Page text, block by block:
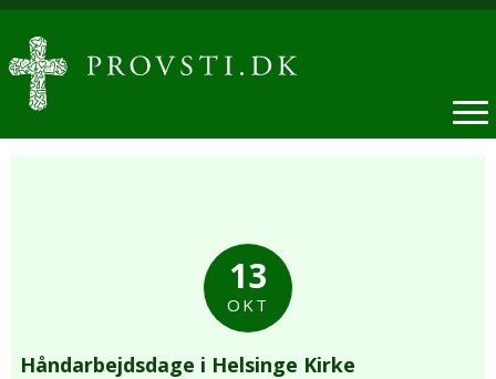
13
OKT
Håndarbejdsdage i Helsinge Kirke